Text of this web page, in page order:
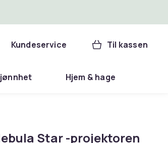
Kundeservice Til kassen
Hjem & hage
Star -projektoren